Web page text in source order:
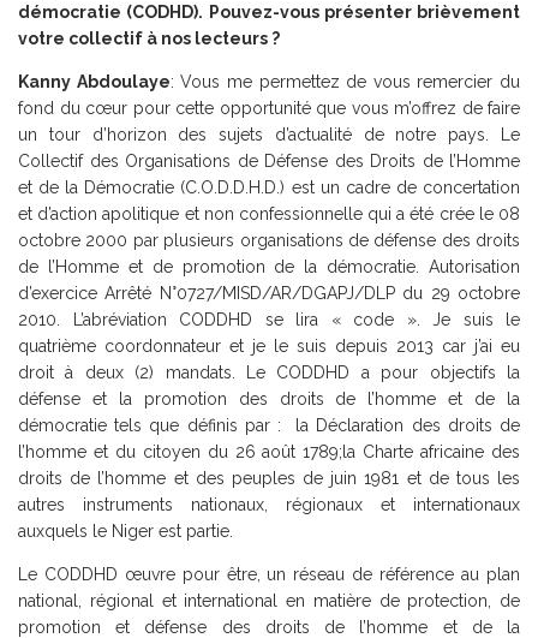
démocratie (CODHD). Pouvez-vous présenter brièvement
votre collectif à nos lecteurs ?
Kanny Abdoulaye: Vous me permettez de vous remercier du
fond du cœur pour cette opportunité que vous m’offrez de faire
un tour d’horizon des sujets d’actualité de notre pays. Le
Collectif des Organisations de Défense des Droits de l’Homme
et de la Démocratie (C.O.D.D.H.D.) est un cadre de concertation
et d’action apolitique et non confessionnelle qui a été crée le 08
octobre 2000 par plusieurs organisations de défense des droits
de l’Homme et de promotion de la démocratie. Autorisation
d’exercice Arrêté N°0727/MISD/AR/DGAPJ/DLP du 29 octobre
2010. L’abréviation CODDHD se lira « code ». Je suis le
quatrième coordonnateur et je le suis depuis 2013 car j’ai eu
droit à deux (2) mandats. Le CODDHD a pour objectifs la
défense et la promotion des droits de l’homme et de la
démocratie tels que définis par : la Déclaration des droits de
l’homme et du citoyen du 26 août 1789;la Charte africaine des
droits de l’homme et des peuples de juin 1981 et de tous les
autres instruments nationaux, régionaux et internationaux
auxquels le Niger est partie.
Le CODDHD œuvre pour être, un réseau de référence au plan
national, régional et international en matière de protection, de
promotion et défense des droits de l’homme et de la